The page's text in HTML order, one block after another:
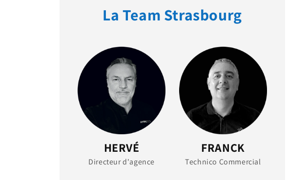
La Team Strasbourg
HERVÉ
Directeur d'agence
FRANCK
Technico Commercial